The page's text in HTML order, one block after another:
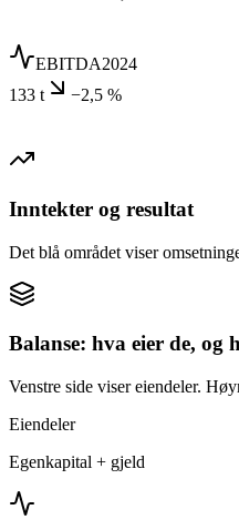
EBITDA2024
133 t
−2,5 %
Inntekter og resultat
Det blå området viser
Balanse: hva eier de, og
Venstre side viser eiendeler.
Eiendeler
Egenkapital + gjeld